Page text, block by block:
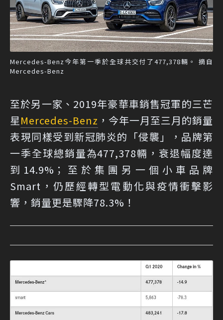
Mercedes-Benz今年第一季於全球共交付了477,378輛。 摘自
Mercedes-Benz
至於另一家、2019年豪華車銷售冠軍的三芒
星Mercedes-Benz ，今年一月至三月的銷量
表現同樣受到新冠肺炎的「侵襲」，品牌第
一季全球總銷量為477,378輛，衰退幅度達
到14.9%；至於集團另一個小車品牌
Smart，仍歷經轉型電動化與疫情衝擊影
響，銷量更是驟降78.3%！